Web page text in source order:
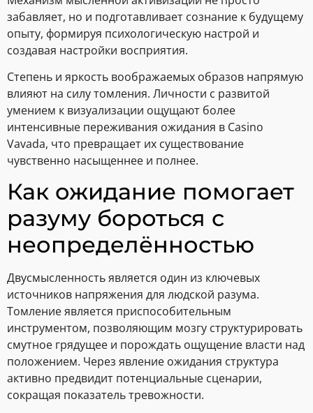
забавляет, но и подготавливает сознание к будущему
опыту, формируя психологическую настрой и
создавая настройки восприятия.
Степень и яркость воображаемых образов напрямую
влияют на силу томления. Личности с развитой
умением к визуализации ощущают более
интенсивные переживания ожидания в Casino
Vavada, что превращает их существование
чувственно насыщеннее и полнее.
Как ожидание помогает
разуму бороться с
неопределённостью
Двусмысленность является один из ключевых
источников напряжения для людской разума.
Томление является приспособительным
инструментом, позволяющим мозгу структурировать
смутное грядущее и порождать ощущение власти над
положением. Через явление ожидания структура
активно предвидит потенциальные сценарии,
сокращая показатель тревожности.